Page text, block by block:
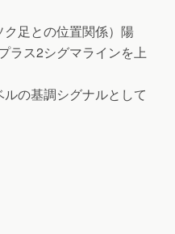
ク足との位置関係）陽
ラス2シグマラインを上
ルの基調シグナルとして